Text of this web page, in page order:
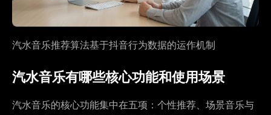
汽水音乐推荐算法基于抖音行为数据的运作机制
汽水音乐有哪些核心功能和使用场景
汽水音乐的核心功能集中在五项：个性推荐、场景音乐与